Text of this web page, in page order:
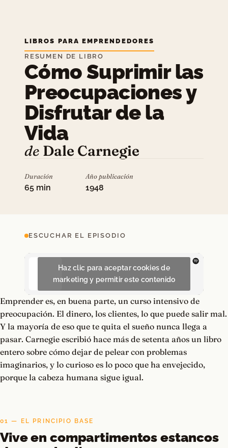
LIBROS PARA EMPRENDEDORES
RESUMEN DE LIBRO
Cómo Suprimir las
Preocupaciones y
Disfrutar de la
Vida
de Dale Carnegie
Duración
65 min
Año publicación
1948
ESCUCHAR EL EPISODIO
Haz clic para aceptar cookies de
marketing y permitir este contenido
Emprender es, en buena parte, un curso intensivo de
preocupación. El dinero, los clientes, lo que puede salir mal.
Y la mayoría de eso que te quita el sueño nunca llega a
pasar. Carnegie escribió hace más de setenta años un libro
entero sobre cómo dejar de pelear con problemas
imaginarios, y lo curioso es lo poco que ha envejecido,
porque la cabeza humana sigue igual.
01 — EL PRINCIPIO BASE
Vive en compartimentos estancos